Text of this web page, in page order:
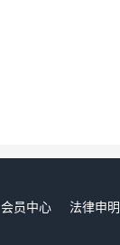
会员中心
法律申明